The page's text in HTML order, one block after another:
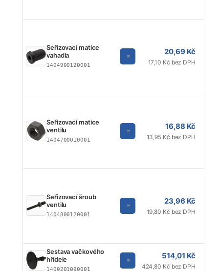
Seřizovací matice
vahadla
1404900120001
20,69 Kč
17,10 Kč bez DPH
Seřizovací matice
ventilu
1404700010001
16,88 Kč
13,95 Kč bez DPH
Seřizovací šroub
ventilu
1404800120001
23,96 Kč
19,80 Kč bez DPH
Sestava vačkového
hřídele
1400201090001
514,01 Kč
424,80 Kč bez DPH